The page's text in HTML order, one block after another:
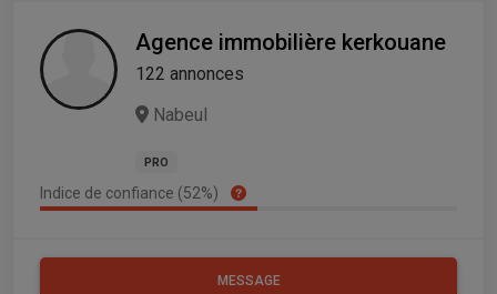
Agence immobilière kerkouane
122 annonces
Nabeul
PRO
Indice de confiance (52%)
MESSAGE